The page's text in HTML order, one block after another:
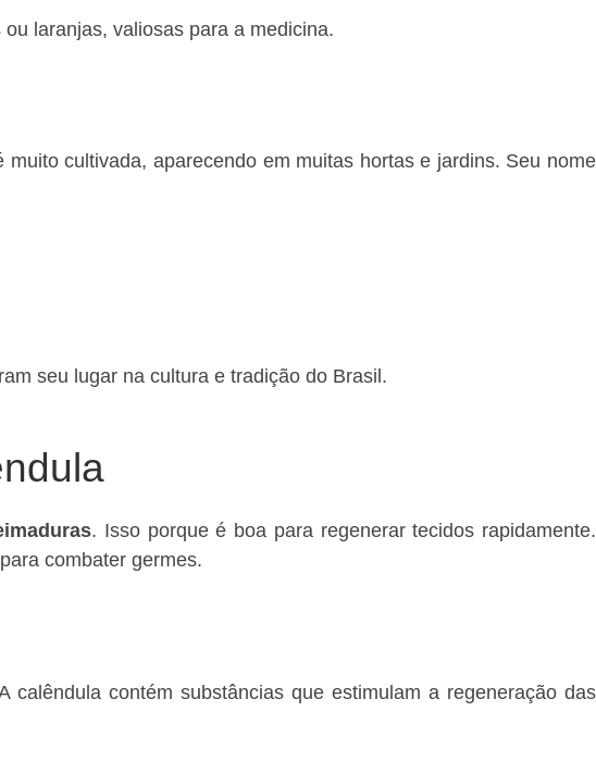
laranjas, valiosas para a medicina.
cultivada, aparecendo em muitas hortas e jardins. Seu nome
seu lugar na cultura e tradição do Brasil.
. Isso porque é boa para regenerar tecidos rapidamente.
combater germes.
calêndula contém substâncias que estimulam a regeneração das